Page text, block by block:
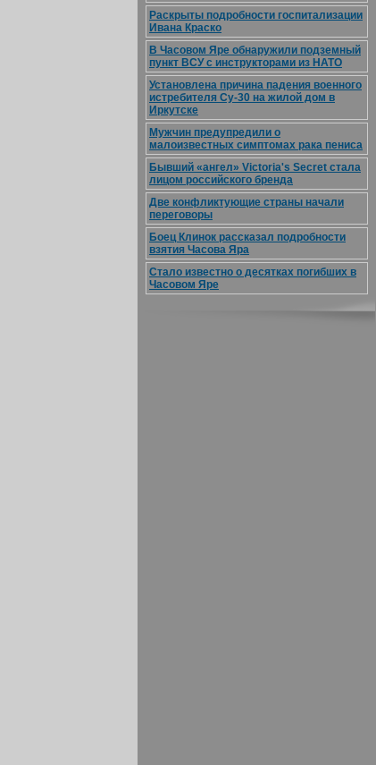
Раскрыты подробности госпитализации
Ивана Краско
В Часовом Яре обнаружили подземный
пункт ВСУ с инструкторами из НАТО
Установлена причина падения военного
истребителя Су-30 на жилой дом в
Иркутске
Мужчин предупредили о
малоизвестных симптомах рака пениса
Бывший «ангел» Victoria's Secret стала
лицом российского бренда
Две конфликтующие страны начали
переговоры
Боец Клинок рассказал подробности
взятия Часова Яра
Стало известно о десятках погибших в
Часовом Яре